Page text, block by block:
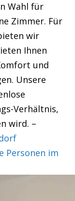
Wahl für
Zimmer. Für
wir
Ihnen
und
Unsere
Verhältnis,
wird. –
Personen im